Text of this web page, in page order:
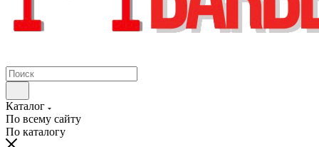
Каталог
По всему сайту
По каталогу